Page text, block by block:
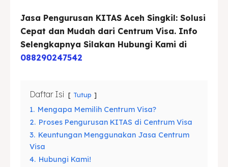
Blog
Blog
Jasa Pengurusan KITAS Aceh Singkil: Solusi
Cepat dan Mudah dari Centrum Visa. Info
Selengkapnya Silakan Hubungi Kami di
088290247542
Daftar Isi Tutup
1. Mengapa Memilih Centrum Visa?
2. Proses Pengurusan KITAS di Centrum Visa
3. Keuntungan Menggunakan Jasa Centrum
Visa
4. Hubungi Kami!